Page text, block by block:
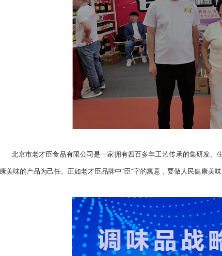
北京市老才臣食品有限公司是一家拥有四百多年工艺传承的集研发
康美味的产品为己任。正如老才臣品牌中“臣”字的寓意，要做人民健康美味